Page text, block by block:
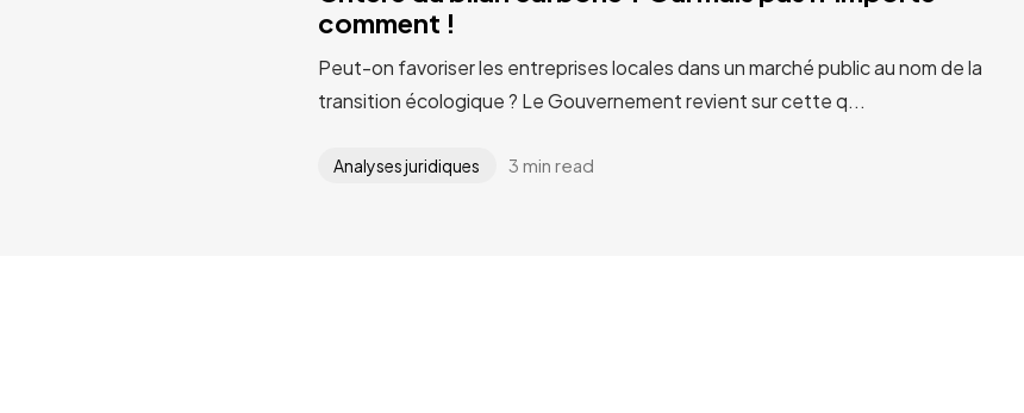
comment !
Peut-on favoriser les entreprises locales dans un marché public au nom de la
transition écologique ? Le Gouvernement revient sur cette q...
Analyses juridiques 3 min read